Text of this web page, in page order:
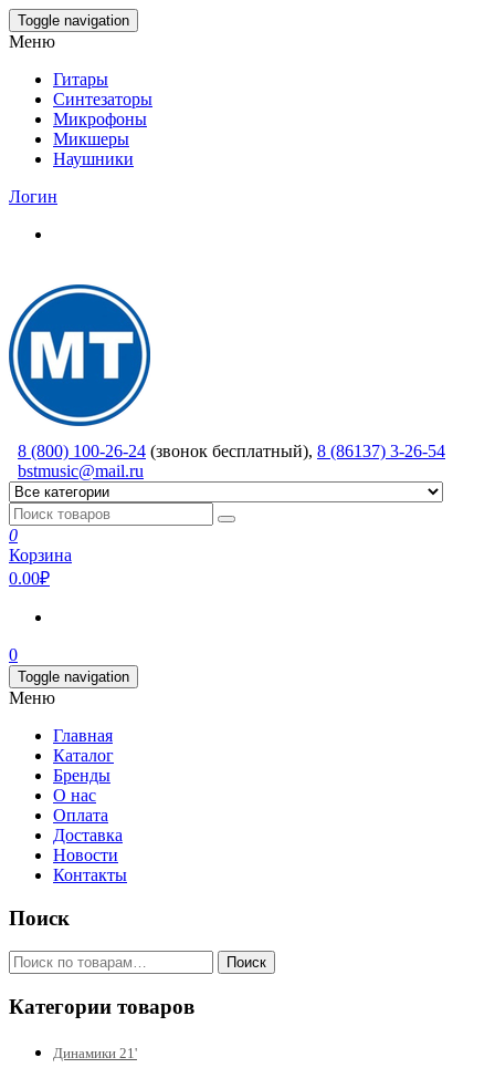
Skip
to
content
Toggle navigation
Меню
Гитары
Синтезаторы
Микрофоны
Микшеры
Наушники
Логин
8 (800) 100-26-24 (звонок бесплатный), 8 (86137) 3-26-54
bstmusic@mail.ru
0
Корзина
0.00₽
0
Toggle navigation
Меню
Главная
Каталог
Бренды
О нас
Оплата
Доставка
Новости
Контакты
Поиск
Искать: Поиск
Категории товаров
Динамики 21'